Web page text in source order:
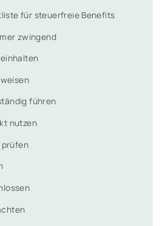
für steuerfreie Benefits
zwingend
führen
nutzen